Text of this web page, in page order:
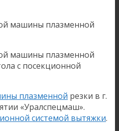
плазменной резки в г.
«Уралспецмаш».
системой вытяжки.